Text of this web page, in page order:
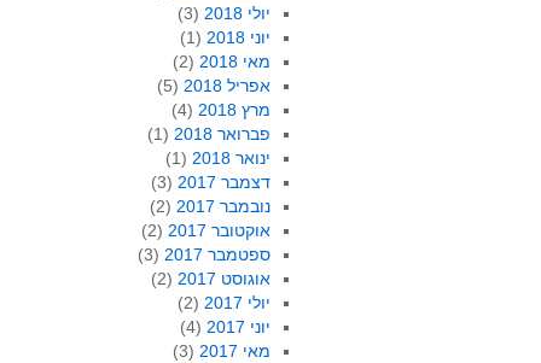
יולי 2018
(3)
יוני 2018
(1)
מאי 2018
(2)
אפריל 2018
(5)
מרץ 2018
(4)
פברואר 2018
(1)
ינואר 2018
(1)
דצמבר 2017
(3)
נובמבר 2017
(2)
אוקטובר 2017
(2)
ספטמבר 2017
(3)
אוגוסט 2017
(2)
יולי 2017
(2)
יוני 2017
(4)
מאי 2017
(3)